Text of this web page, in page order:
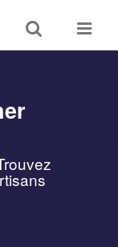
Toggle
search
Toggle